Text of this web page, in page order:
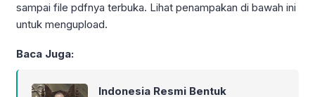
sampai file pdfnya terbuka. Lihat penampakan di bawah ini
untuk mengupload.
Baca Juga:
Indonesia Resmi Bentuk